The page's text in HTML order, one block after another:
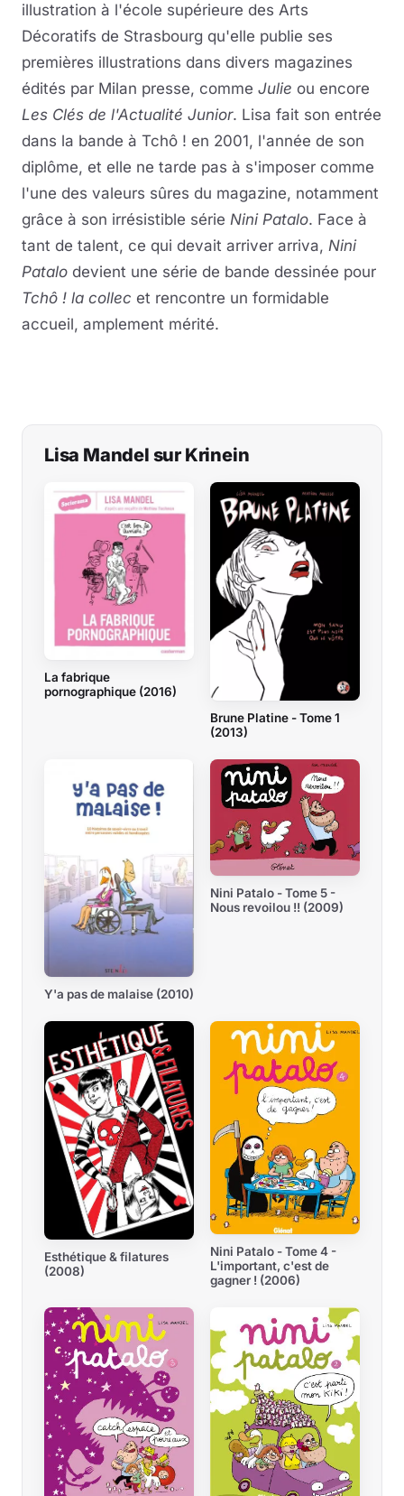
illustration à l'école supérieure des Arts
Décoratifs de Strasbourg qu'elle publie ses
premières illustrations dans divers magazines
édités par Milan presse, comme Julie ou encore
Les Clés de l'Actualité Junior. Lisa fait son entrée
dans la bande à Tchô ! en 2001, l'année de son
diplôme, et elle ne tarde pas à s'imposer comme
l'une des valeurs sûres du magazine, notamment
grâce à son irrésistible série Nini Patalo. Face à
tant de talent, ce qui devait arriver arriva, Nini
Patalo devient une série de bande dessinée pour
Tchô ! la collec et rencontre un formidable
accueil, amplement mérité.
Lisa Mandel sur Krinein
La fabrique
pornographique (2016)
Brune Platine - Tome 1
(2013)
Y'a pas de malaise (2010)
Nini Patalo - Tome 5 -
Nous revoilou !! (2009)
Esthétique & filatures
(2008)
Nini Patalo - Tome 4 -
L'important, c'est de
gagner ! (2006)